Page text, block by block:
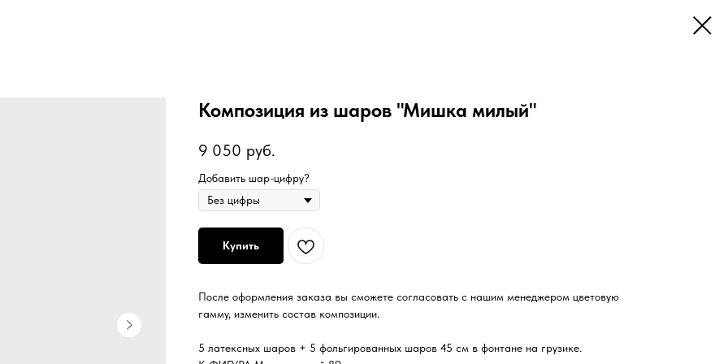
Композиция из шаров "Мишка милый"
9 050 руб.
Добавить шар-цифру?
Купить
После оформления заказа вы сможете согласовать с нашим менеджером цветовую
гамму, изменить состав композиции.
5 латексных шаров + 5 фольгированных шаров 45 см в фонтане на грузике.